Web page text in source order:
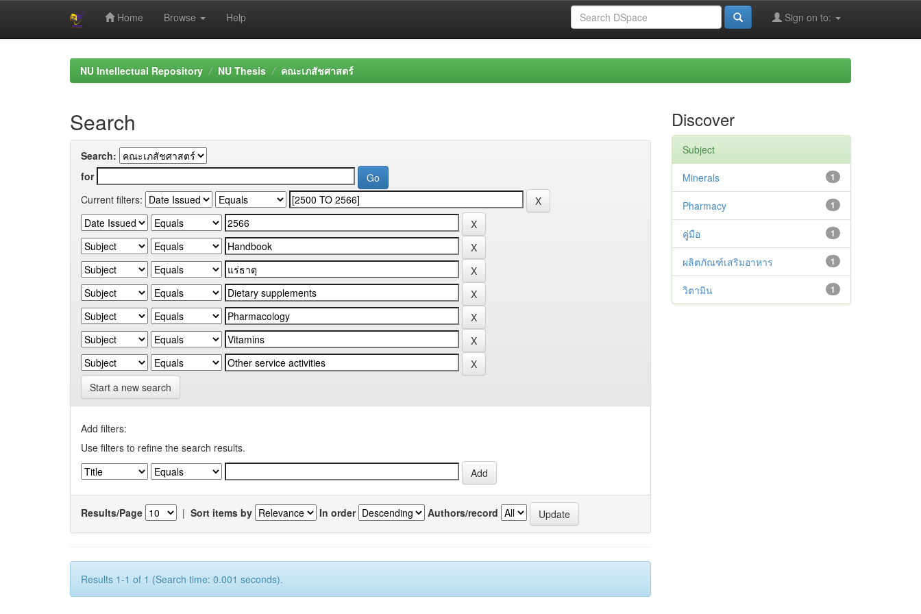
Home Browse Help Sign on to:
NU Intellectual Repository NU Thesis คณะเภสัชศาสตร์
Search
Search:
for
Current filters:
Start a new search
Add filters:
Use filters to refine the search results.
Results/Page | Sort items by In order Authors/record
Results 1-1 of 1 (Search time: 0.001 seconds).
Discover
Subject
1
Minerals
1
Pharmacy
1
คู่มือ
1
ผลิตภัณฑ์เสริมอาหาร
1
วิตามิน